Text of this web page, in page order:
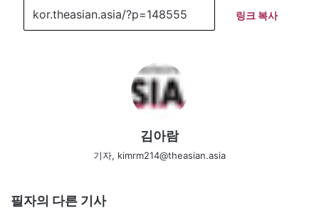
링크 복사
김아람
기자, kimrm214@theasian.asia
필자의 다른 기사